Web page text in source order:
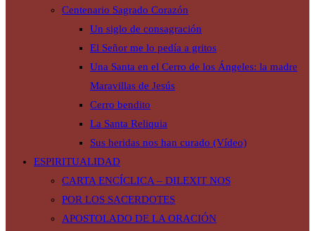
Centenario Sagrado Corazón
Un siglo de consagración
El Señor me lo pedía a gritos
Una Santa en el Cerro de los Ángeles: la madre
Maravillas de Jesús
Cerro bendito
La Santa Reliquia
Sus heridas nos han curado (Vídeo)
ESPIRITUALIDAD
CARTA ENCÍCLICA – DILEXIT NOS
POR LOS SACERDOTES
APOSTOLADO DE LA ORACIÓN